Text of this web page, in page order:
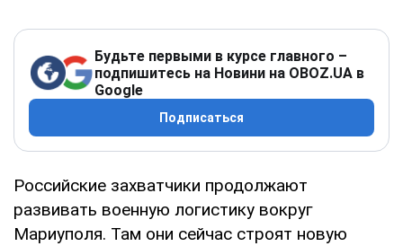
Будьте первыми в курсе главного –
подпишитесь на Новини на OBOZ.UA в
Google
Подписаться
Российские захватчики продолжают
развивать военную логистику вокруг
Мариуполя. Там они сейчас строят новую